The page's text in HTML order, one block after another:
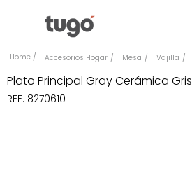
Accesorios Hogar Mesa Vajilla
Plato Principal Gray Cerámica Gris
REF: 8270610
Comedor
Silla